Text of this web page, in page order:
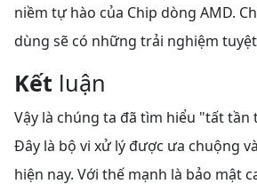
niềm tự hào của Chip dòng AMD.
dùng sẽ có những trải nghiệm tuyệt
Kết luận
Vậy là chúng ta đã tìm hiểu "tất tần
Đây là bộ vi xử lý được ưa chuộng
hiện nay. Với thế mạnh là bảo mật